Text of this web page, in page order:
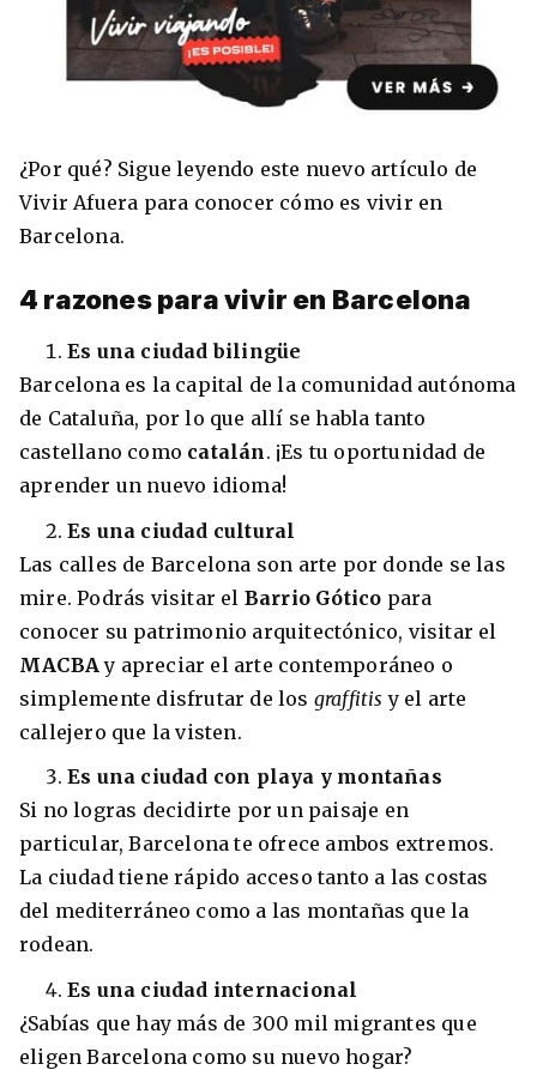
8 ciudades para tomar cursos de inglés
intensivo
Barbie Castoldi 09/11/2021
VER TODOS LOS PAÍSES
Estudia un Bachelor de IT en Cork
Estudia Business en Auckland
Estudia Desarrollo Web en Toronto
+30 Summer English for Professionals en
Melbourne
¿Por qué? Sigue leyendo este nuevo artículo de
Vivir Afuera para conocer cómo es vivir en
Barcelona.
4 razones para vivir en Barcelona
Es una ciudad bilingüe
Barcelona es la capital de la comunidad autónoma
de Cataluña, por lo que allí se habla tanto
castellano como catalán . ¡Es tu oportunidad de
aprender un nuevo idioma!
Es una ciudad cultural
Las calles de Barcelona son arte por donde se las
mire. Podrás visitar el Barrio Gótico para
conocer su patrimonio arquitectónico, visitar el
MACBAy apreciar el arte contemporáneo o
simplemente disfrutar de los graffitis y el arte
callejero que la visten.
Es una ciudad con playa y montañas
Si no logras decidirte por un paisaje en
particular, Barcelona te ofrece ambos extremos.
La ciudad tiene rápido acceso tanto a las costas
del mediterráneo como a las montañas que la
rodean.
Es una ciudad internacional
¿Sabías que hay más de 300 mil migrantes que
eligen Barcelona como su nuevo hogar?